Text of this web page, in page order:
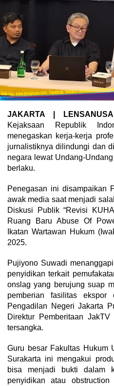
JAKARTA |
Kejaksaan Republik
menegaskan kerja-kerja
jurnalistiknya dilindungi dan
negara lewat Undang-
berlaku.
Penegasan ini disampaikan
awak media saat menjadi
Diskusi Publik “Revisi
Ruang Baru Abuse Of
Ikatan Wartawan Hukum
2025.
Pujiyono Suwadi
penyidikan terkait
onslag yang berujung suap
pemberian fasilitas
Pengadilan Negeri Jakarta
Direktur Pemberitaan
tersangka.
Guru besar Fakultas Hukum
Surakarta ini mengakui
bisa menjadi bukti dalam
penyidikan atau